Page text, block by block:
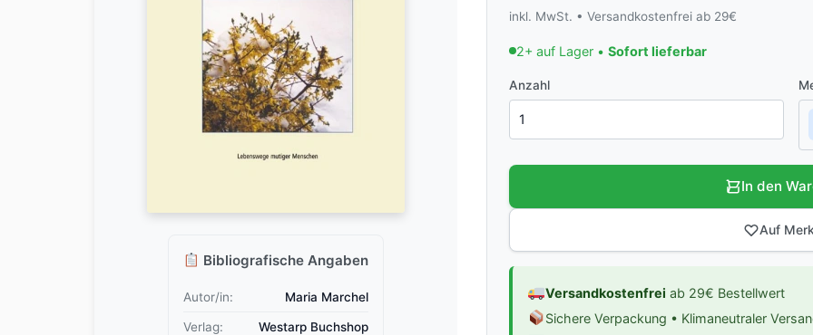
Bibliografische Angaben
Autor/in: Maria Marchel
Verlag: Westarp Buchshop
inkl. MwSt. • Versandkostenfrei ab 29€
2+ auf Lager • Sofort lieferbar
Anzahl
In den
Auf
Versandkostenfrei ab 29€ Bestellwert
Sichere Verpackung • Klimaneutraler